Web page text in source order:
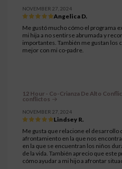
NOVEMBER 27, 2024
Angelica D.
Me gustó mucho cómo el programa
mi hija a no sentirse abrumada y
importantes. También me gustan los
mejor con mi co-padre.
12 Hour - Co-Crianza De Alto
conflictos
NOVEMBER 27, 2024
Lindsey R.
Me gusta que relacione el desarrollo
afrontamiento en la que nos
en la que se encuentran los niños
de la vida. También aprecio que este
cómo ayudar a mi hijo a afrontar